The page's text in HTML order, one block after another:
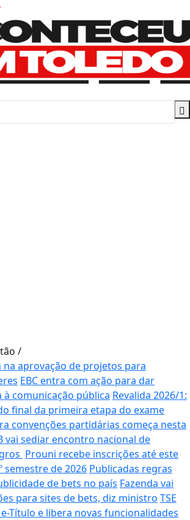
/
na aprovação de projetos para
EBC entra com ação para dar
comunicação pública Revalida 2026/1:
final da primeira etapa do exame
convenções partidárias começa nesta
vai sediar encontro nacional de
Prouni recebe inscrições até este
semestre de 2026 Publicadas regras
de bets no país Fazenda vai
para sites de bets, diz ministro TSE
Título e libera novas funcionalidades